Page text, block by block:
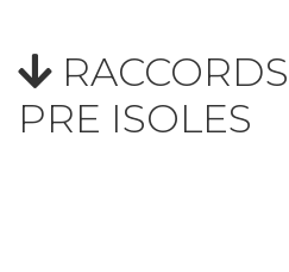
PRE ISOLES